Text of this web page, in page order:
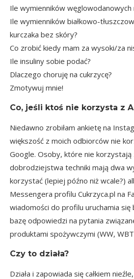
Ile wymienników węglowodanowych
Ile wymienników białkowo-
kurczaka bez skóry?
Co zrobić kiedy mam za wysoki/za
Ile insuliny sobie podać?
Dlaczego choruję na cukrzycę?
Zmotywuj mnie!
Co, jeśli ktoś nie korzysta z
Niedawno zrobiłam ankietę na
większość z moich odbiorców nie
Google. Osoby, które nie
dobrodziejstwa techniki mają dwa
korzystać (lepiej późno niż wcale?)
Messengera profilu Cukrzyca.pl na
wiadomości do profilu uruchamia
bazę odpowiedzi na pytania
produktami spożywczymi (WW,
Czy to działa?
Działa i zapowiada się całkiem